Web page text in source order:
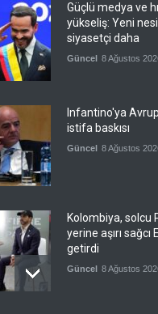
Güçlü medya ve
yükseliş: Yeni
siyasetçi daha
Güncel 8 Ağustos
Infantino'ya
istifa baskısı
Güncel 8 Ağustos
Kolombiya, solcu
yerine aşırı sağcı
getirdi
Güncel 8 Ağustos